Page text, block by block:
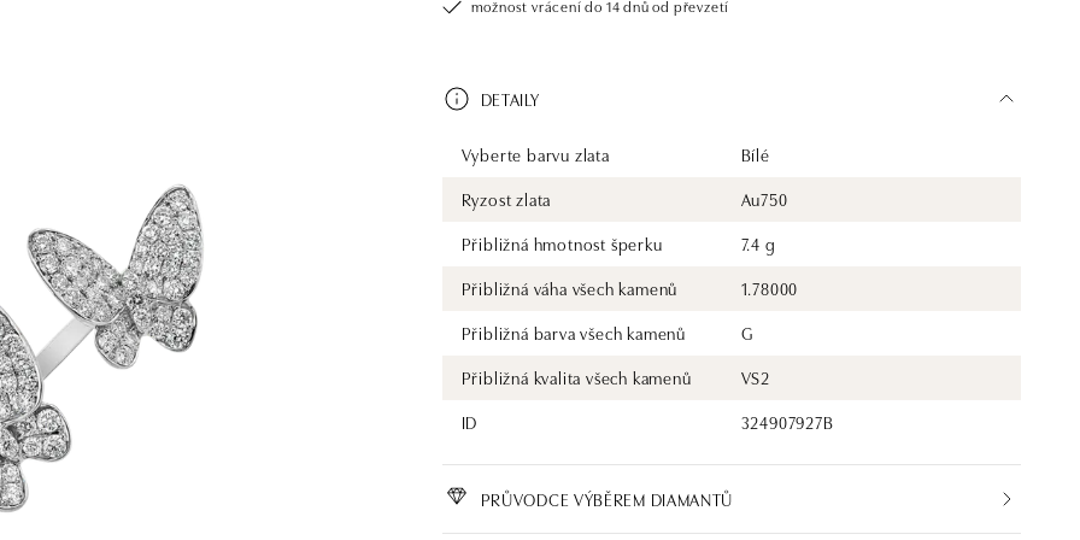
možnost vrácení do 14 dnů od převzetí
DETAILY
Vyberte barvu zlata
Bílé
Ryzost zlata
Au750
Přibližná hmotnost šperku
7.4 g
Přibližná váha všech kamenů
1.78000
Přibližná barva všech kamenů
G
Přibližná kvalita všech kamenů
VS2
ID
324907927B
PRŮVODCE VÝBĚREM DIAMANTŮ